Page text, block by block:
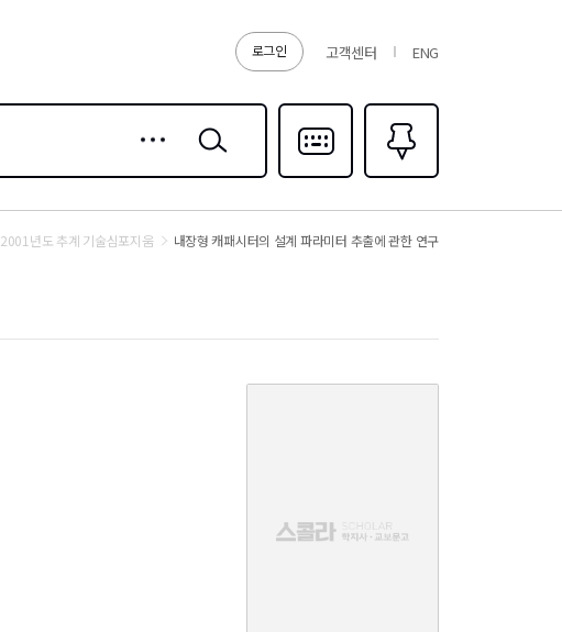
로그인 고객센터 ENG
검색
다국어입력
즐겨찾기0
2001년도 추계 기술심포지움 내장형 캐패시터의 설계 파라미터 추출에 관한 연구